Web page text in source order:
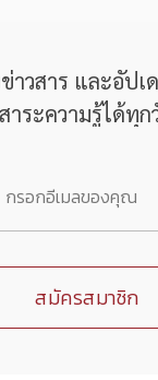
าวสาร และอัปเ
สาระความรู้ได้ทุก